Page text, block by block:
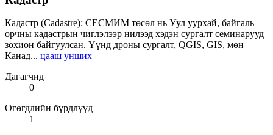
Кадастр (Cadastre): СЕСМИМ төсөл нь Уул уурхай, байгаль
орчны кадастрын чиглэлээр нилээд хэдэн сургалт семинарууд
зохион байгуулсан. Үүнд дроны сургалт, QGIS, GIS, мөн
Канад... цааш унших
Дагагчид
0
Өгөгдлийн бүрдлүүд
1